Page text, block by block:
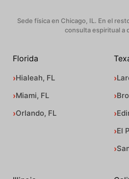
Sede física en Chicago, IL. En el
consulta espiritual a
Florida
Hialeah, FL
Miami, FL
Orlando, FL
El